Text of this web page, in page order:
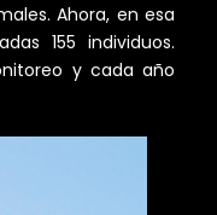
Ahora, en esa
155 individuos.
y cada año